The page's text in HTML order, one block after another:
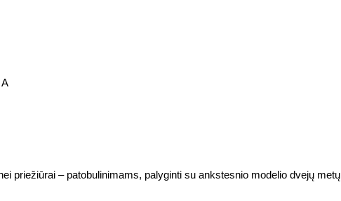
priežiūrai – patobulinimams, palyginti su ankstesnio modelio dvejų metų